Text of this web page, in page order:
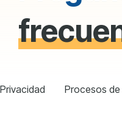
Privacidad Procesos